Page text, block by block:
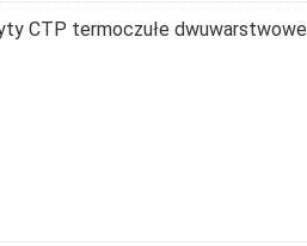
CTP termoczułe dwuwarstwowe